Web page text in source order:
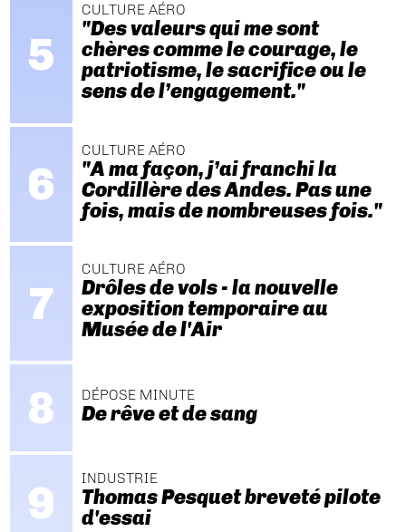
CULTURE AÉRO
"Des valeurs qui me sont
chères comme le courage, le
patriotisme, le sacrifice ou le
sens de l’engagement."
CULTURE AÉRO
"A ma façon, j’ai franchi la
Cordillère des Andes. Pas une
fois, mais de nombreuses fois."
CULTURE AÉRO
Drôles de vols - la nouvelle
exposition temporaire au
Musée de l'Air
DÉPOSE MINUTE
De rêve et de sang
INDUSTRIE
Thomas Pesquet breveté pilote
d'essai